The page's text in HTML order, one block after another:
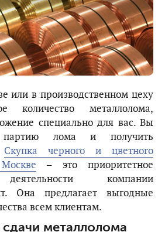
или в производственном цеху
количество металлолома,
специально для вас. Вы
лома и получить
Скупка черного и цветного
– это приоритетное
компании
Она предлагает выгодные
всем клиентам.
металлолома